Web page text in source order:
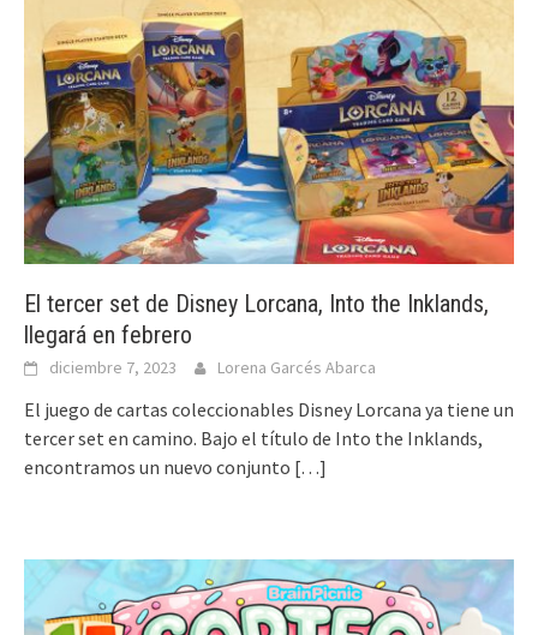
El tercer set de Disney Lorcana, Into the Inklands,
llegará en febrero
diciembre 7, 2023 Lorena Garcés Abarca
El juego de cartas coleccionables Disney Lorcana ya tiene un
tercer set en camino. Bajo el título de Into the Inklands,
encontramos un nuevo conjunto […]